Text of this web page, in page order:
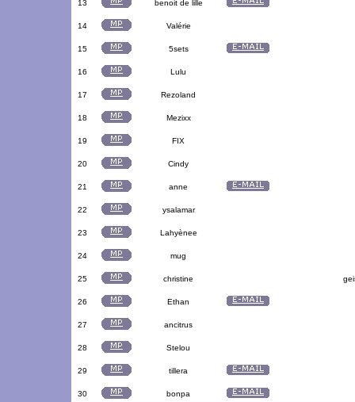
13 benoit de lille
14 Valérie
15 5sets
16 Lulu
17 Rezoland
18 Mezixx
19 FIX
20 Cindy
21 anne
22 ysalamar
23 Lahyènee
24 mug
25 christine
26 Ethan
27 ancitrus
28 Stelou
29 tillera
30 bonpa